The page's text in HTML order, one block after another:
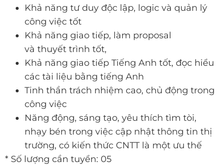
Khả năng tư duy độc lập, logic và quản lý
công việc tốt
Khả năng giao tiếp, làm proposal
và thuyết trình tốt,
Khả năng giao tiếp Tiếng Anh tốt, đọc hiểu
các tài liệu bằng tiếng Anh
Tinh thần trách nhiệm cao, chủ động trong
công việc
Năng động, sáng tạo, yêu thích tìm tòi,
nhạy bén trong việc cập nhật thông tin thị
trường, có kiến thức CNTT là một ưu thế
* Số lượng cần tuyển: 05